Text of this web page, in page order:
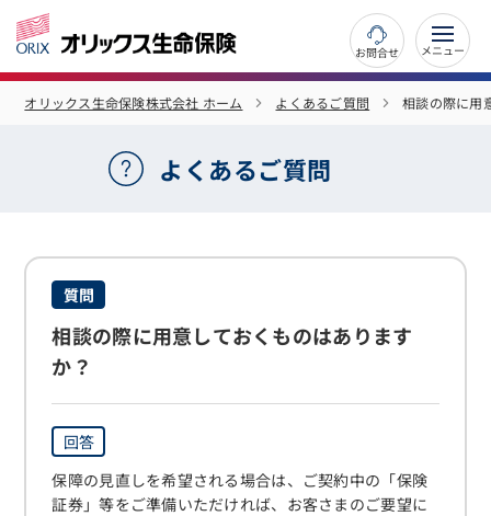
お問合せ
オリックス生命保険株式会社 ホーム よくあるご質問 相談の際に用
よくあるご質問
質問
相談の際に用意しておくものはあります
か？
回答
保障の見直しを希望される場合は、ご契約中の「保険
証券」等をご準備いただければ、お客さまのご要望に